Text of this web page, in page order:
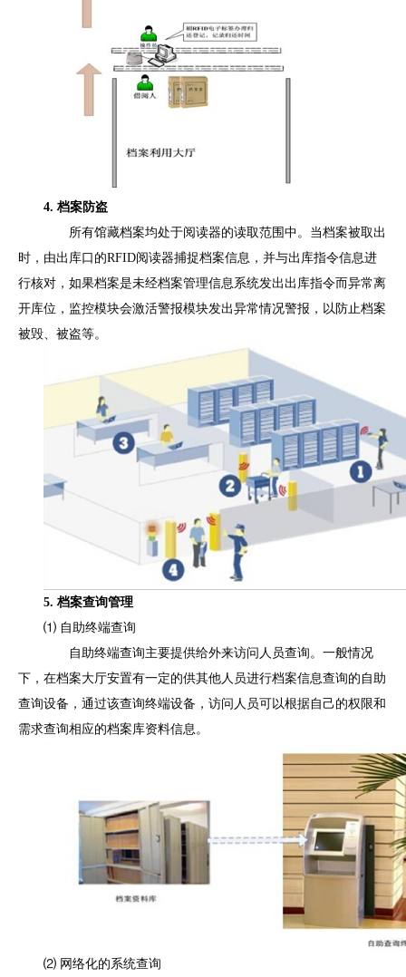
4. 档案防盗
所有馆藏档案均处于阅读器的读取范围中。当档案被取出
时，由出库口的RFID阅读器捕捉档案信息，并与出库指令信息进
行核对，如果档案是未经档案管理信息系统发出出库指令而异常离
开库位，监控模块会激活警报模块发出异常情况警报，以防止档案
被毁、被盗等。
5. 档案查询管理
⑴ 自助终端查询
自助终端查询主要提供给外来访问人员查询。一般情况
下，在档案大厅安置有一定的供其他人员进行档案信息查询的自助
查询设备，通过该查询终端设备，访问人员可以根据自己的权限和
需求查询相应的档案库资料信息。
⑵ 网络化的系统查询